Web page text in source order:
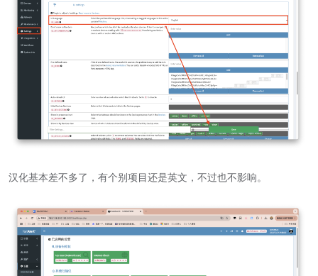
汉化基本差不多了，有个别项目还是英文，不过也不影响。